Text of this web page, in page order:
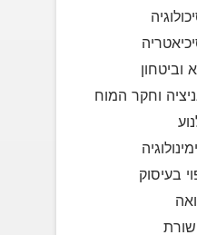
וחקר המוח
בעיסוק